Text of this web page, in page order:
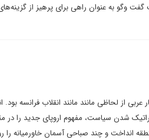
گفت وگو به عنوان راهی برای پرهیز از
از لحاظی مانند مانند انقلاب فرانسه بود.
شدن سیاست، مفهوم اروپای جدید را در
انداخت و چند صباحی آسمان خاورمیانه را